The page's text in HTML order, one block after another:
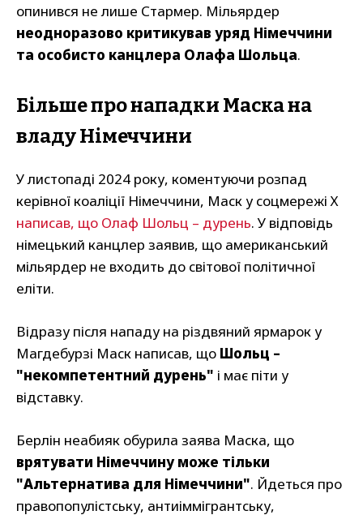
опинився не лише Стармер. Мільярдер
неодноразово критикував уряд Німеччини
та особисто канцлера Олафа Шольца.
Більше про нападки Маска на
владу Німеччини
У листопаді 2024 року, коментуючи розпад
керівної коаліції Німеччини, Маск у соцмережі Х
написав, що Олаф Шольц – дурень. У відповідь
німецький канцлер заявив, що американський
мільярдер не входить до світової політичної
еліти.
Відразу після нападу на різдвяний ярмарок у
Магдебурзі Маск написав, що Шольц –
"некомпетентний дурень" і має піти у
відставку.
Берлін неабияк обурила заява Маска, що
врятувати Німеччину може тільки
"Альтернатива для Німеччини". Йдеться про
правопопулістську, антиіммігрантську,